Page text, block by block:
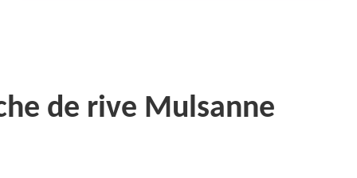
de rive Mulsanne